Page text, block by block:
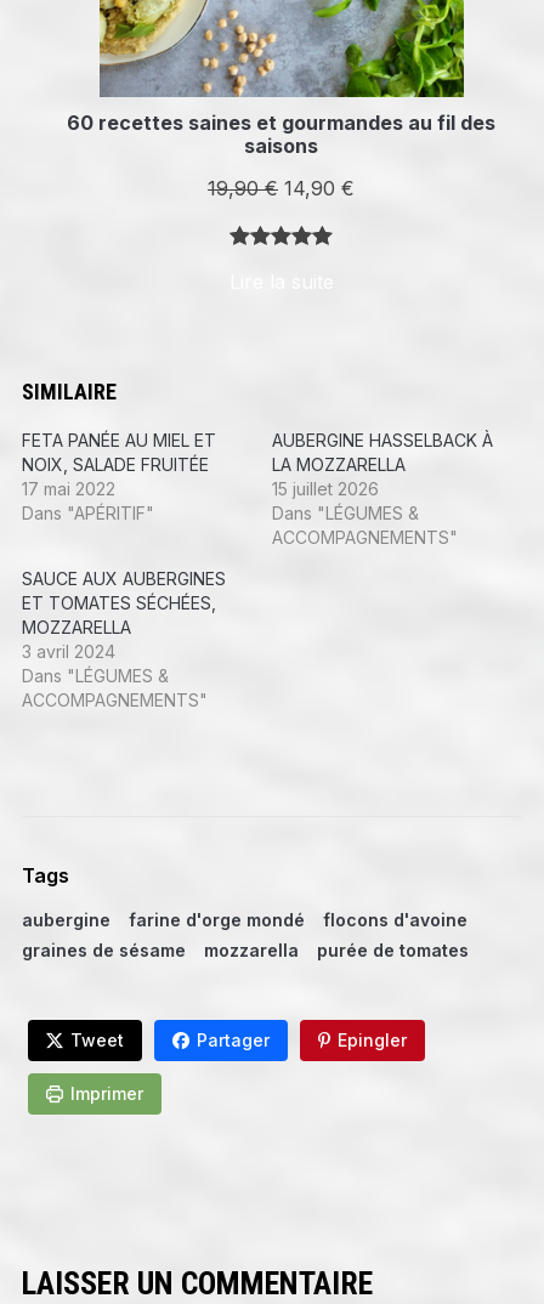
60 recettes saines et gourmandes au fil des
saisons
19,90€ Le
prix
initial
14,90 €
SIMILAIRE
FETA PANÉE AU MIEL ET
NOIX, SALADE FRUITÉE
17 mai 2022
Dans "APÉRITIF"
AUBERGINE HASSELBACK À
LA MOZZARELLA
15 juillet 2026
Dans "LÉGUMES &
ACCOMPAGNEMENTS"
SAUCE AUX AUBERGINES
ET TOMATES SÉCHÉES,
MOZZARELLA
3 avril 2024
Dans "LÉGUMES &
ACCOMPAGNEMENTS"
Tags
aubergine farine d'orge mondé
flocons d'avoine
graines de sésame
mozzarella purée de tomates
Tweet Partager Epingler
Imprimer
LAISSER UN COMMENTAIRE